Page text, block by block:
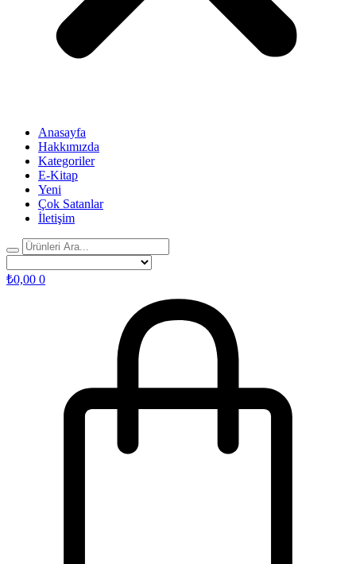
Anasayfa
Hakkımızda
Kategoriler
E-Kitap
Yeni
Çok Satanlar
İletişim
₺0,00 0